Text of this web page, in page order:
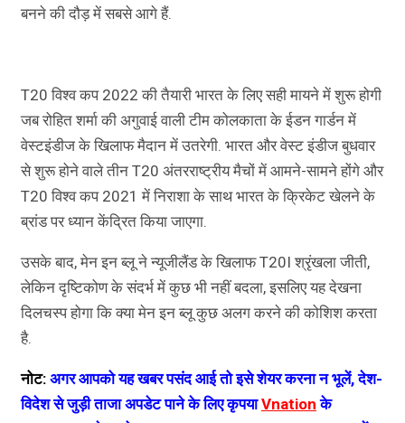
बनने की दौड़ में सबसे आगे हैं.
T20 विश्व कप 2022 की तैयारी भारत के लिए सही मायने में शुरू होगी
जब रोहित शर्मा की अगुवाई वाली टीम कोलकाता के ईडन गार्डन में
वेस्टइंडीज के खिलाफ मैदान में उतरेगी. भारत और वेस्ट इंडीज बुधवार
से शुरू होने वाले तीन T20 अंतरराष्ट्रीय मैचों में आमने-सामने होंगे और
T20 विश्व कप 2021 में निराशा के साथ भारत के क्रिकेट खेलने के
ब्रांड पर ध्यान केंद्रित किया जाएगा.
उसके बाद, मेन इन ब्लू ने न्यूजीलैंड के खिलाफ T20I श्रृंखला जीती,
लेकिन दृष्टिकोण के संदर्भ में कुछ भी नहीं बदला, इसलिए यह देखना
दिलचस्प होगा कि क्या मेन इन ब्लू कुछ अलग करने की कोशिश करता
है.
नोट: अगर आपको यह खबर पसंद आई तो इसे शेयर करना न भूलें, देश-
विदेश से जुड़ी ताजा अपडेट पाने के लिए कृपयाVnation के